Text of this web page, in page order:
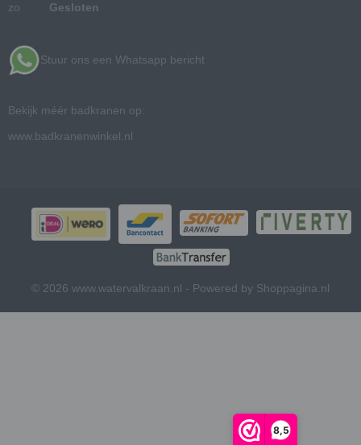
8,5
zo Gesloten
Stuur ons een Whatsapp bericht
Bekijk méér badkranen op:
www.badkranenwinkel.nl
© 2026 www.watervalkraan.nl - Powered by Shoppagina.nl